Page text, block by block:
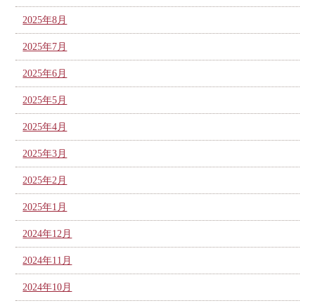
2025年8月
2025年7月
2025年6月
2025年5月
2025年4月
2025年3月
2025年2月
2025年1月
2024年12月
2024年11月
2024年10月